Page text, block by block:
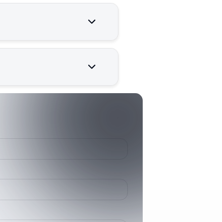
çalışması için kritik